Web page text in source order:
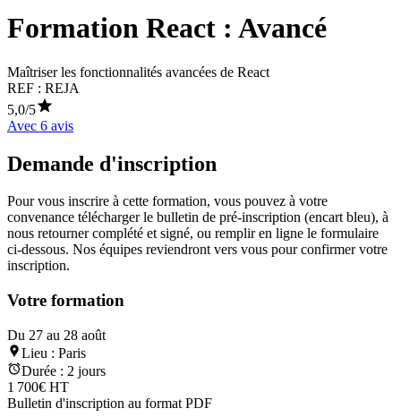
Formation React : Avancé
Maîtriser les fonctionnalités avancées de React
REF : REJA
5,0/5
Avec 6 avis
Demande d'inscription
Pour vous inscrire à cette formation, vous pouvez à votre
convenance télécharger le bulletin de pré-inscription (encart bleu), à
nous retourner complété et signé, ou remplir en ligne le formulaire
ci-dessous. Nos équipes reviendront vers vous pour confirmer votre
inscription.
Votre formation
Du 27 au 28 août
Lieu : Paris
Durée : 2 jours
1 700€ HT
Bulletin d'inscription au format PDF